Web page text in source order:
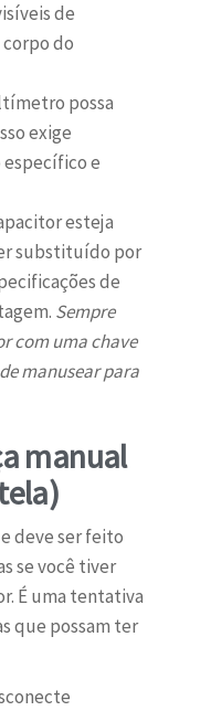
de
do
possa
exige
e
esteja
substituído por
de
Sempre
com uma chave
manusear para
manual
deve ser feito
se você tiver
É uma tentativa
que possam ter